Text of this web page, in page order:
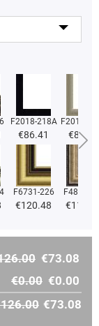
F2018-218A
€86.41
F2018-
€86.41
F6731-226
€120.48
F4827-
€73.08
€0.00 €0.00
€73.08